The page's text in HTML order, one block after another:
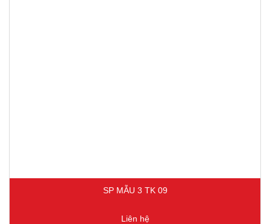
SP MẪU 3 TK 09
Liên hệ